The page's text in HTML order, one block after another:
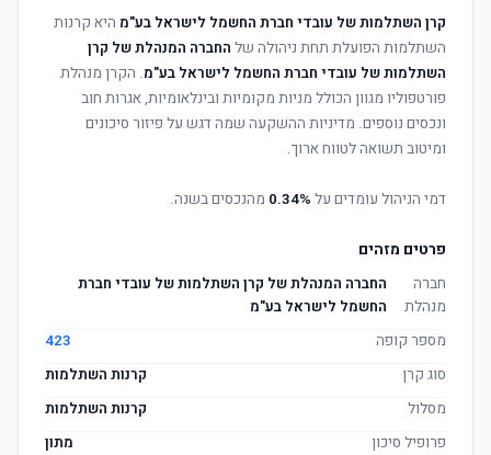
קרן השתלמות של עובדי חברת החשמל לישראל בע"מ היא קרנות
השתלמות הפועלת תחת ניהולה של החברה המנהלת של קרן
השתלמות של עובדי חברת החשמל לישראל בע"מ. הקרן מנהלת
פורטפוליו מגוון הכולל מניות מקומיות ובינלאומיות, אגרות חוב
ונכסים נוספים. מדיניות ההשקעה שמה דגש על פיזור סיכונים
ומיטוב תשואה לטווח ארוך.
דמי הניהול עומדים על 0.34% מהנכסים בשנה.
פרטים מזהים
חברה
מנהלת
החברה המנהלת של קרן השתלמות של עובדי חברת
החשמל לישראל בע"מ
מספר קופה
423
סוג קרן
קרנות השתלמות
מסלול
קרנות השתלמות
פרופיל סיכון
מתון